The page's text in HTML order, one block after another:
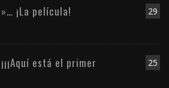
29
¡La película!
25
está el primer